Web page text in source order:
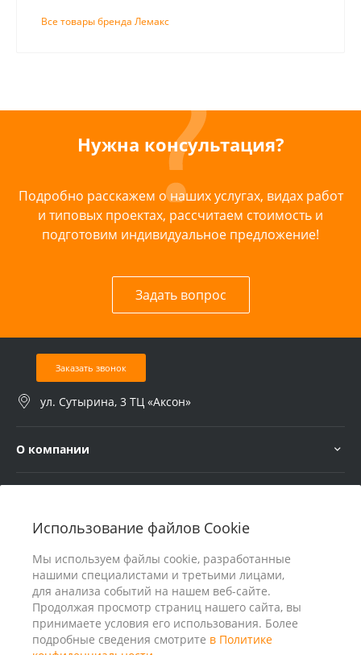
Использование файлов Cookie
Мы используем файлы cookie, разработанные
нашими специалистами и третьими лицами,
для анализа событий на нашем веб-сайте.
Продолжая просмотр страниц нашего сайта, вы
принимаете условия его использования. Более
подробные сведения смотрите в Политике
Все товары бренда Лемакс
Нужна консультация?
Подробно расскажем о наших услугах, видах работ
и типовых проектах, рассчитаем стоимость и
подготовим индивидуальное предложение!
Задать вопрос
Заказать звонок
ул. Сутырина, 3 ТЦ «Аксон»
О компании